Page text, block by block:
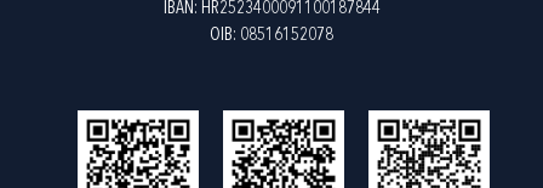
IBAN: HR2523400091100187844
OIB: 08516152078